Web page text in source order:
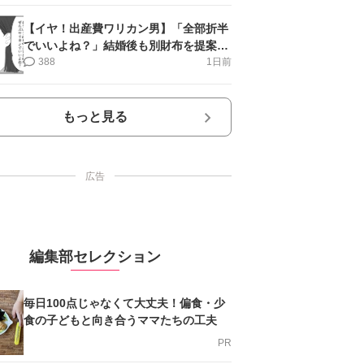
【イヤ！出産費ワリカン男】「全部折半
でいいよね？」結婚後も別財布を提案＜
第10話＞#4コマ母道場
1日前
388
もっと見る
広告
編集部セレクション
毎日100点じゃなくて大丈夫！偏食・少
食の子どもと向き合うママたちの工夫
PR